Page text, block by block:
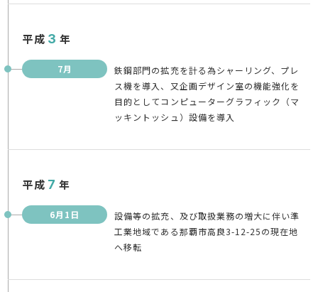
平成 3 年
7月
鉄鋼部門の拡充を計る為シャーリング、プレ
ス機を導入、又企画デザイン室の機能強化を
目的としてコンピューターグラフィック（マ
ッキントッシュ）設備を導入
平成 7 年
6月1日
設備等の拡充、及び取扱業務の増大に伴い準
工業地域である那覇市高良3-12-25の現在地
へ移転